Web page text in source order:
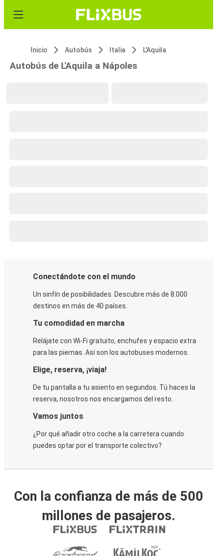
Inicio Autobús Italia L'Aquila
Autobús de L'Aquila a Nápoles
Conectándote con el mundo
Un sinfín de posibilidades. Descubre más de 8.000
destinos en más de 40 países.
Tu comodidad en marcha
Relájate con Wi-Fi gratuito, enchufes y espacio extra
para las piernas. Así son los autobuses modernos.
Elige, reserva, ¡viaja!
De tu pantalla a tu asiento en segundos. Tú haces la
reserva, nosotros nos encargamos del resto.
Vamos juntos
¿Por qué añadir otro coche a la carretera cuando
puedes optar por el transporte colectivo?
Con la confianza de más de 500
millones de pasajeros.